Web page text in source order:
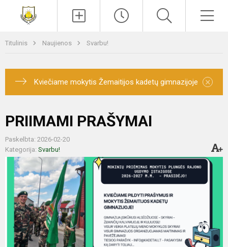
Titulinis Naujienos Svarbu!
Kviečiame mokytis Žemaitijos kadetų gimnazijoje ×
PRIIMAMI PRAŠYMAI
Paskelbta: 2026-02-20
Kategorija: Svarbu!